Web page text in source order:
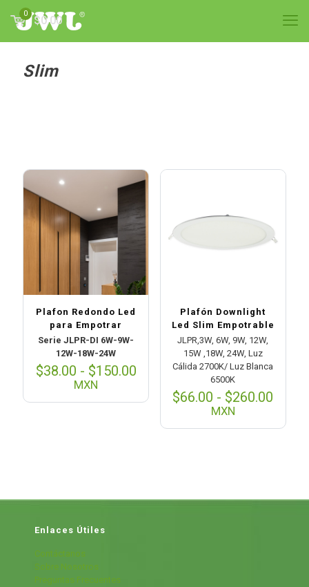
0
$0.00
Slim
Plafon Redondo Led
para Empotrar
Serie JLPR-DI 6W-9W-
12W-18W-24W
$38.00 - $150.00Rango
precios:
$38.00
MXN
Plafón Downlight
Led Slim Empotrable
JLPR,3W, 6W, 9W, 12W,
15W ,18W, 24W, Luz
Cálida 2700K/ Luz Blanca
6500K
$66.00 - $260.00
MXN
Enlaces Útiles
Contáctanos
Sobre Nosotros
Preguntas Frecuentes